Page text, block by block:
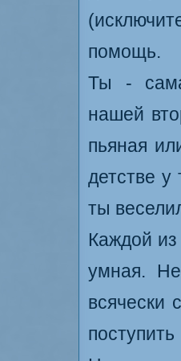
помощь.
Ты -
нашей
пьяная
детстве у
ты
Каждой
умная.
всячески